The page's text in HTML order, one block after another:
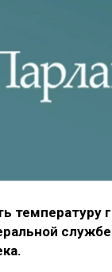
температуру